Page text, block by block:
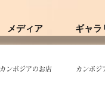
メディア ギャラ
カンボジアのお店 カンボジ